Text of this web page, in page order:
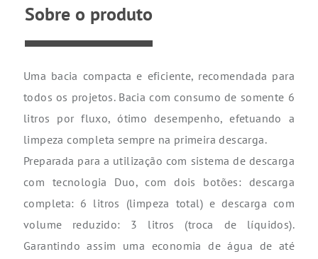
Sobre o produto
Uma bacia compacta e eficiente, recomendada para
todos os projetos. Bacia com consumo de somente 6
litros por fluxo, ótimo desempenho, efetuando a
limpeza completa sempre na primeira descarga.
Preparada para a utilização com sistema de descarga
com tecnologia Duo, com dois botões: descarga
completa: 6 litros (limpeza total) e descarga com
volume reduzido: 3 litros (troca de líquidos).
Garantindo assim uma economia de água de até